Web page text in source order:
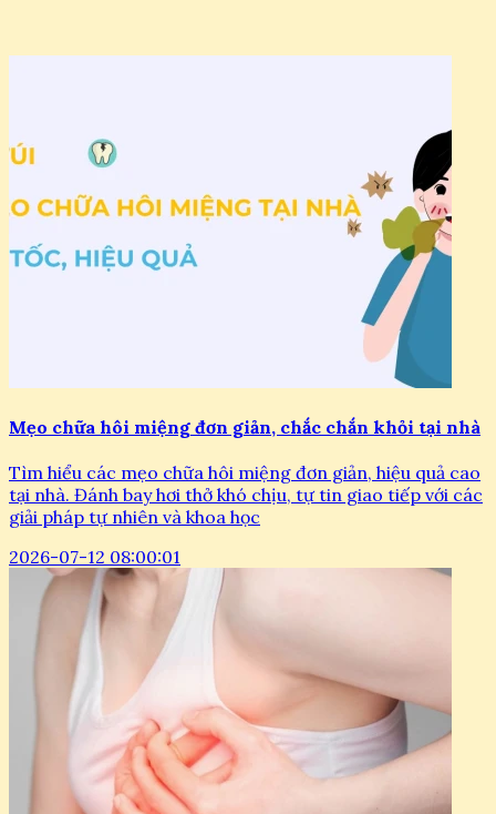
Mẹo chữa hôi miệng đơn giản, chắc chắn khỏi tại nhà
Tìm hiểu các mẹo chữa hôi miệng đơn giản, hiệu quả cao
tại nhà. Đánh bay hơi thở khó chịu, tự tin giao tiếp với các
giải pháp tự nhiên và khoa học
2026-07-12 08:00:01